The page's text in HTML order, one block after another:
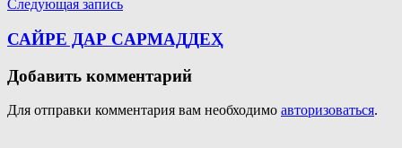
Следующая запись
САЙРЕ ДАР CАРМАДДЕҲ
Добавить комментарий
Для отправки комментария вам необходимо авторизоваться.